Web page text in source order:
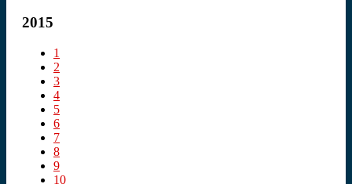
2015
1
2
3
4
5
6
7
8
9
10